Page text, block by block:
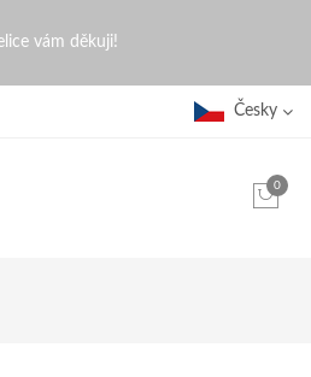
vám děkuji!
Česky
0